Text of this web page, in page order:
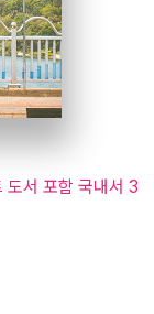
도서 포함 국내서 3